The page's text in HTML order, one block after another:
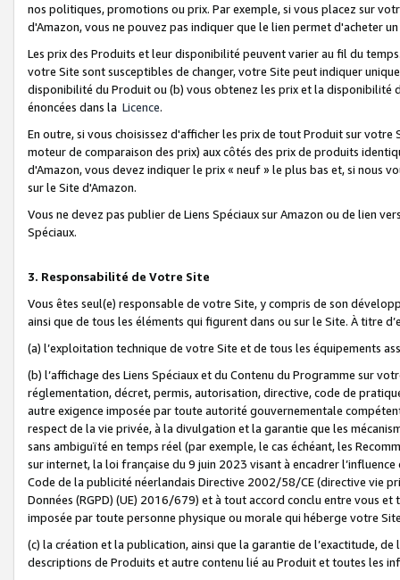
nos politiques, promotions ou prix. Par exemple, si vous placez sur
d'Amazon, vous ne pouvez pas indiquer que le lien permet d'acheter
Les prix des Produits et leur disponibilité peuvent varier au fil du
votre Site sont susceptibles de changer, votre Site peut indiquer
disponibilité du Produit ou (b) vous obtenez les prix et la disponibilité
énoncées dans la Licence.
En outre, si vous choisissez d'afficher les prix de tout Produit sur
moteur de comparaison des prix) aux côtés des prix de produits
d'Amazon, vous devez indiquer le prix « neuf » le plus bas et, si nous
sur le Site d'Amazon.
Vous ne devez pas publier de Liens Spéciaux sur Amazon ou de lien
Spéciaux.
3. Responsabilité de Votre Site
Vous êtes seul(e) responsable de votre Site, y compris de son
ainsi que de tous les éléments qui figurent dans ou sur le Site. À titre
(a) l’exploitation technique de votre Site et de tous les équipements
(b) l’affichage des Liens Spéciaux et du Contenu du Programme sur
réglementation, décret, permis, autorisation, directive, code de
autre exigence imposée par toute autorité gouvernementale
respect de la vie privée, à la divulgation et la garantie que les
sans ambiguïté en temps réel (par exemple, le cas échéant, les
sur internet, la loi française du 9 juin 2023 visant à encadrer
Code de la publicité néerlandais Directive 2002/58/CE (directive vie
Données (RGPD) (UE) 2016/679) et à tout accord conclu entre vous
imposée par toute personne physique ou morale qui héberge votre
(c) la création et la publication, ainsi que la garantie de l’exactitude,
descriptions de Produits et autre contenu lié au Produit et toutes les